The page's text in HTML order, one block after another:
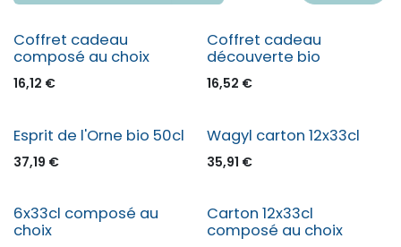
Coffret cadeau
composé au choix
16,12 €
Coffret cadeau
découverte bio
16,52 €
Esprit de l'Orne bio 50cl
37,19 €
Wagyl carton 12x33cl
35,91 €
6x33cl composé au
choix
Carton 12x33cl
composé au choix